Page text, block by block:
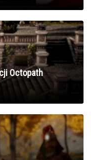
Octopath